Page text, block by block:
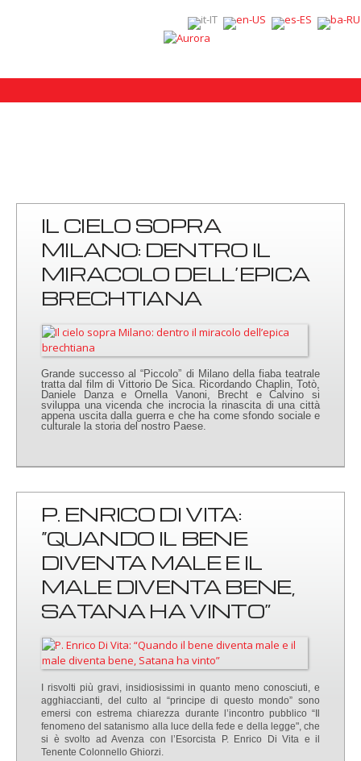
IL CIELO SOPRA
MILANO: DENTRO IL
MIRACOLO DELL’EPICA
BRECHTIANA
Grande successo al “Piccolo” di Milano della fiaba teatrale
tratta dal film di Vittorio De Sica. Ricordando Chaplin, Totò,
Daniele Danza e Ornella Vanoni, Brecht e Calvino si
sviluppa una vicenda che incrocia la rinascita di una città
appena uscita dalla guerra e che ha come sfondo sociale e
culturale la storia del nostro Paese.
P. ENRICO DI VITA:
“QUANDO IL BENE
DIVENTA MALE E IL
MALE DIVENTA BENE,
SATANA HA VINTO”
I risvolti più gravi, insidiosissimi in quanto meno conosciuti, e
agghiaccianti, del culto al “principe di questo mondo” sono
emersi con estrema chiarezza durante l’incontro pubblico “Il
fenomeno del satanismo alla luce della fede e della legge", che
si è svolto ad Avenza con l’Esorcista P. Enrico Di Vita e il
Tenente Colonnello Ghiorzi.